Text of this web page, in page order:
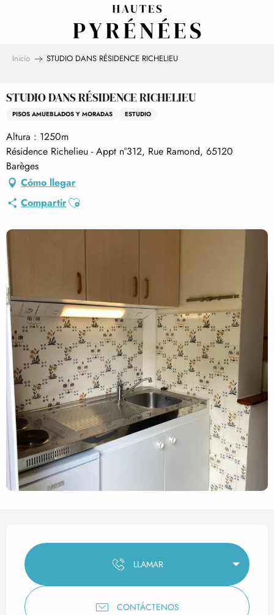
Inicio STUDIO DANS RÉSIDENCE RICHELIEU
STUDIO DANS RÉSIDENCE RICHELIEU
PISOS AMUEBLADOS Y MORADAS ESTUDIO
Altura : 1250m
Résidence Richelieu - Appt n°312, Rue Ramond, 65120
Barèges
Cómo llegar
CompartirAjouter aux favoris
Horarios y datos de
LLAMAR
CONTÁCTENOS